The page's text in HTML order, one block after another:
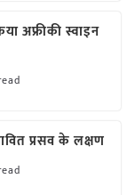
अफ्रीकी स्वाइन
प्रसव के लक्षण